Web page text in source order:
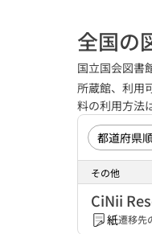
全国の
国立国会図書
所蔵館、利用
料の利用方法
その他
CiNii
紙遷移先